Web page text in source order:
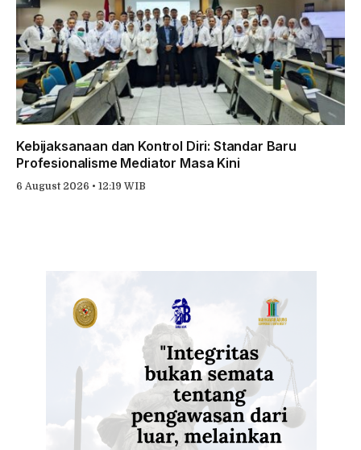
Kebijaksanaan dan Kontrol Diri: Standar Baru
Profesionalisme Mediator Masa Kini
6 August 2026 • 12:19 WIB